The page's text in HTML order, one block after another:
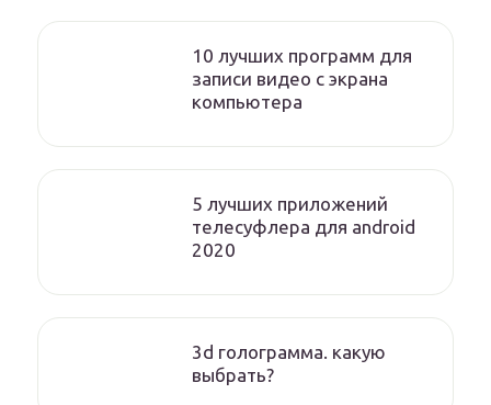
10 лучших программ для
записи видео с экрана
компьютера
5 лучших приложений
телесуфлера для android
2020
3d голограмма. какую
выбрать?